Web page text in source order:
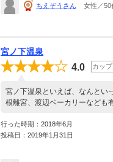
ちえぞうさん 女性／50
宮ノ下温泉
4.0 カッ
宮ノ下温泉といえば、なんとい
根離宮、渡辺ベーカリーなども
行った時期：2018年6月
投稿日：2019年1月31日